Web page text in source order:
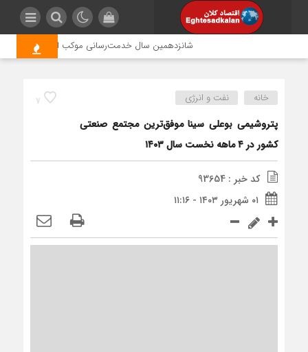
شانزدهمین سال خدمت‌رسانی موکب امام رضا (ع)
7 خانه نفت و انرژی
پتروشیمی بوعلی سینا موفق‌ترین مجتمع صنعتی
کشور در ۴ ماهه نخست سال ۱۴۰۳
کد خبر : 93654
۰۱ شهریور ۱۴۰۳ - ۱۱:۱۶